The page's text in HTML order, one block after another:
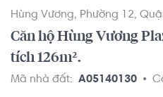
Hùng Vương Phường 12
Căn hộ Hùng Vương
tích 126m².
Mã nhà đất: A05140130